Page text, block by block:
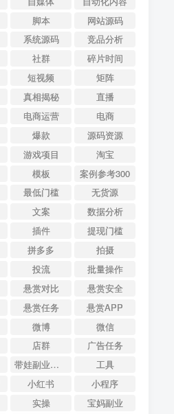
脚本
网站源码
系统源码
竞品分析
社群
碎片时间
短视频
矩阵
真相揭秘
直播
电商运营
电商
爆款
源码资源
游戏项目
淘宝
模板
案例参考300
最低门槛
无货源
文案
数据分析
插件
提现门槛
拼多多
拍摄
投流
批量操作
悬赏对比
悬赏安全
悬赏任务
悬赏APP
微博
微信
店群
广告任务
带娃副业参考
工具
小红书
小程序
实操
宝妈副业